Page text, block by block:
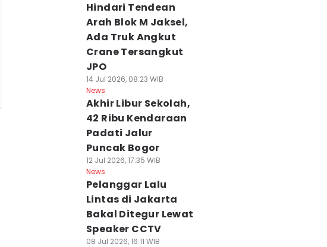
Hindari Tendean
Arah Blok M Jaksel,
Ada Truk Angkut
Crane Tersangkut
JPO
14 Jul 2026, 08:23 WIB
News
Akhir Libur Sekolah,
42 Ribu Kendaraan
Padati Jalur
Puncak Bogor
12 Jul 2026, 17:35 WIB
News
Pelanggar Lalu
Lintas di Jakarta
Bakal Ditegur Lewat
Speaker CCTV
08 Jul 2026, 16:11 WIB